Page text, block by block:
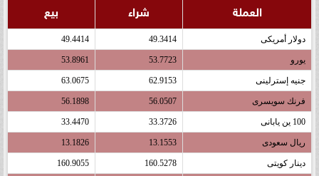
العملة شراء بيع
دولار أمريكى 49.3414
49.4414
يورو 53.7723
53.8961
جنيه إسترلينى 62.9153
63.0675
فرنك سويسرى 56.0507
56.1898
100 ين يابانى 33.3726
33.4470
ريال سعودى 13.1553
13.1826
دينار كويتى 160.5278
160.9055